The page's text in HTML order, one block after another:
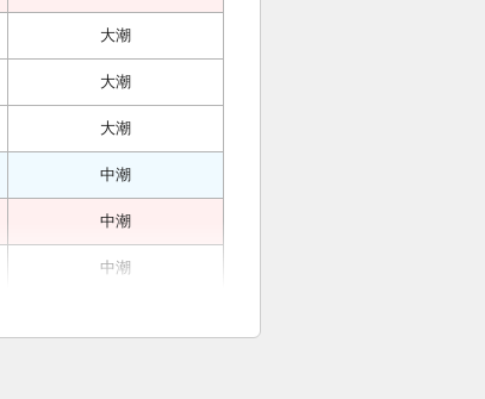
大潮
大潮
大潮
中潮
中潮
中潮